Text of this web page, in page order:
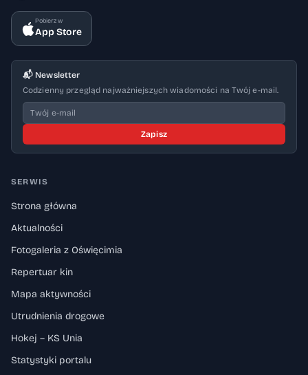
Pobierz w
App Store
📬 Newsletter
Codzienny przegląd najważniejszych wiadomości na Twój e-mail.
Zapisz
SERWIS
Strona główna
Aktualności
Fotogaleria z Oświęcimia
Repertuar kin
Mapa aktywności
Utrudnienia drogowe
Hokej – KS Unia
Statystyki portalu